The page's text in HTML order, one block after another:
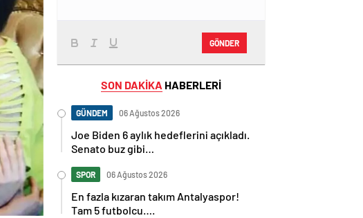
GÖNDER
SON DAKİKA HABERLERİ
GÜNDEM 06 Ağustos 2026
Joe Biden 6 aylık hedeflerini açıkladı.
Senato buz gibi…
SPOR 06 Ağustos 2026
En fazla kızaran takım Antalyaspor!
Tam 5 futbolcu….